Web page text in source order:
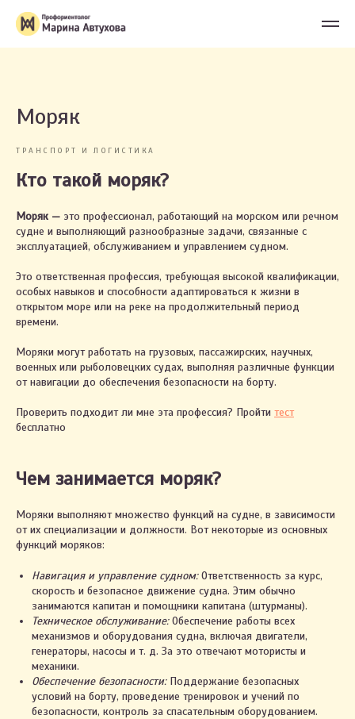
Моряк
ТРАНСПОРТ И ЛОГИСТИКА
Кто такой моряк?
Моряк — это профессионал, работающий на морском или речном
судне и выполняющий разнообразные задачи, связанные с
эксплуатацией, обслуживанием и управлением судном.
Это ответственная профессия, требующая высокой квалификации,
особых навыков и способности адаптироваться к жизни в
открытом море или на реке на продолжительный период
времени.
Моряки могут работать на грузовых, пассажирских, научных,
военных или рыболовецких судах, выполняя различные функции
от навигации до обеспечения безопасности на борту.
Проверить подходит ли мне эта профессия? Пройти тест
бесплатно
Чем занимается моряк?
Моряки выполняют множество функций на судне, в зависимости
от их специализации и должности. Вот некоторые из основных
функций моряков:
Навигация и управление судном:Ответственность за курс,
скорость и безопасное движение судна. Этим обычно
занимаются капитан и помощники капитана (штурманы).
Техническое обслуживание:Обеспечение работы всех
механизмов и оборудования судна, включая двигатели,
генераторы, насосы и т. д. За это отвечают мотористы и
механики.
Обеспечение безопасности:Поддержание безопасных
условий на борту, проведение тренировок и учений по
безопасности, контроль за спасательным оборудованием.